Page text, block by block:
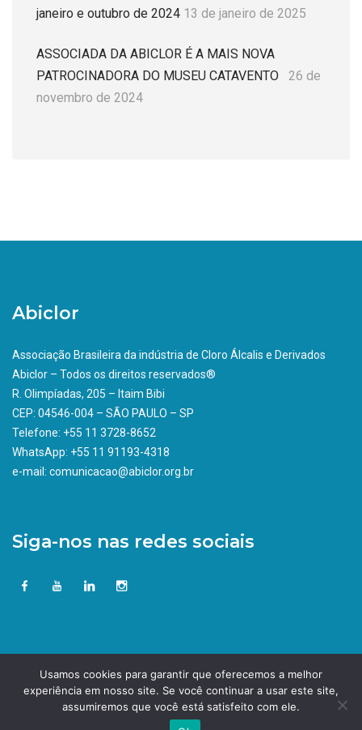
janeiro e outubro de 2024 13 de janeiro de 2025
ASSOCIADA DA ABICLOR É A MAIS NOVA
PATROCINADORA DO MUSEU CATAVENTO
26 de
novembro de 2024
Abiclor
Associação Brasileira da indústria de Cloro Álcalis e Derivados
Abiclor – Todos os direitos reservados®
R. Olimpíadas, 205 – Itaim Bibi
CEP: 04546-004 – SÃO PAULO – SP
Telefone: +55 11 3728-8652
WhatsApp: +55 11 91193-4318
e-mail: comunicacao@abiclor.org.br
Siga-nos nas redes sociais
Usamos cookies para garantir que oferecemos a melhor
experiência em nosso site. Se você continuar a usar este site,
assumiremos que você está satisfeito com ele.